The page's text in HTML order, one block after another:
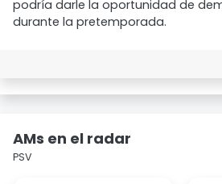
podría darle la oportunidad de
durante la pretemporada.
AMs en el radar
PSV